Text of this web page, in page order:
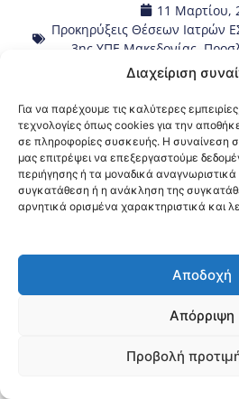
Διαχείριση
Για να παρέχουμε τις καλύτερες
τεχνολογίες όπως cookies για την
σε πληροφορίες συσκευής. Η συναίνεση
μας επιτρέψει να επεξεργαστούμε
περιήγησης ή τα μοναδικά
συγκατάθεση ή η ανάκληση της
αρνητικά ορισμένα χαρακτηριστικά και
Αποδοχή
Απόρριψη
Προβολή
11 Μαρτίου,
Προκηρύξεις Θέσεων Ιατρών
3ης ΥΠΕ Μακεδονίας
Κοινοποίηση:
@2026 3ype.gr All
Πολιτική Προστασίας
Θεσσαλονίκη, ΕλλάδαΤηλ:
email:
Page Visits:
Website Visits: